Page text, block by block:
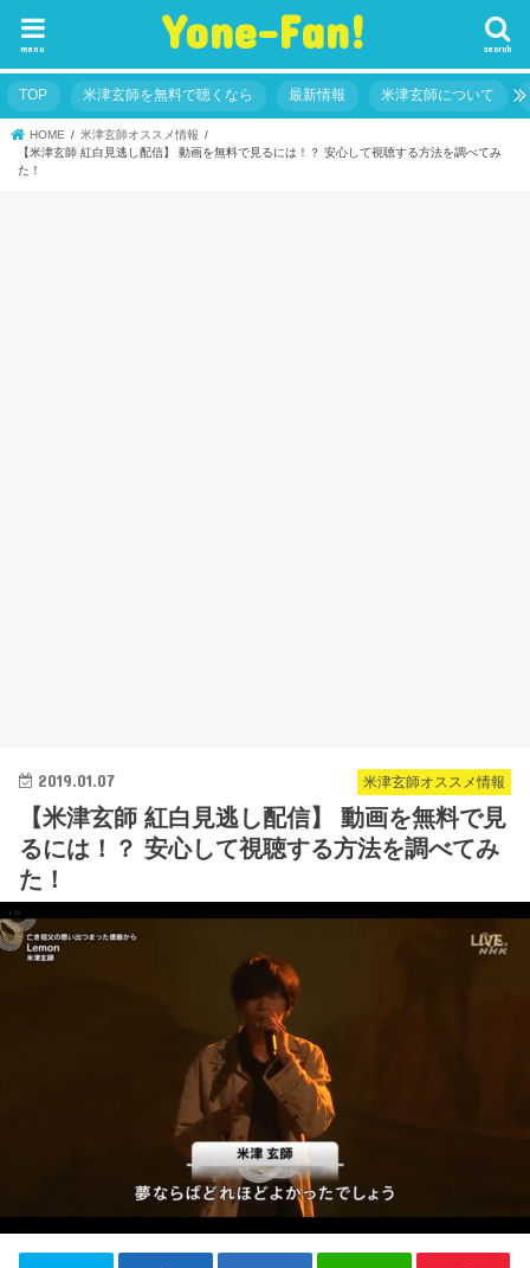
Yone-Fan! search
menu
TOP 米津玄師を無料で聴くなら 最新情報 米津玄師について
HOME
米津玄師オススメ情報
【米津玄師 紅白見逃し配信】 動画を無料で見るには！？ 安心して視聴する方法を調べてみ
た！
米津玄師オススメ情報
2019.01.07
【米津玄師 紅白見逃し配信】 動画を無料で見
るには！？ 安心して視聴する方法を調べてみ
た！